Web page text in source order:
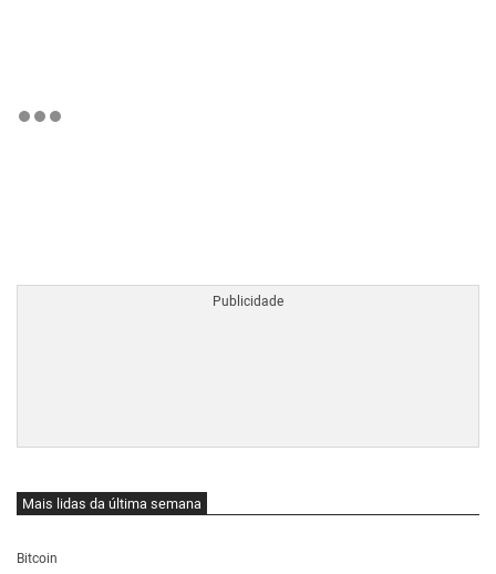
Mais lidas da última semana
Bitcoin